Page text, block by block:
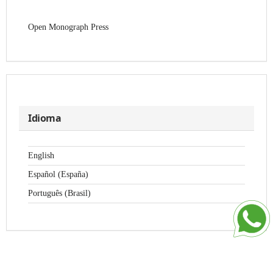
Open Monograph Press
Idioma
English
Español (España)
Português (Brasil)